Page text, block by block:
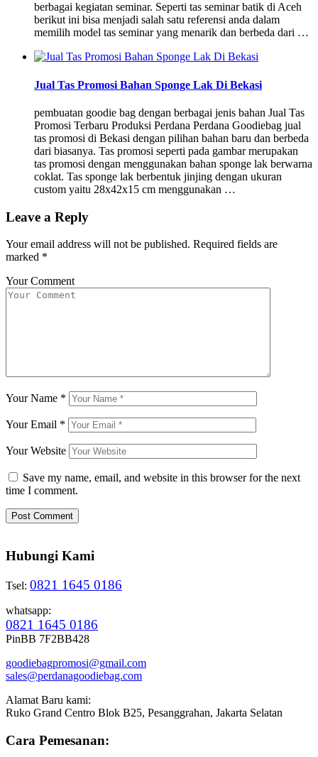
berbagai kegiatan seminar. Seperti tas seminar batik di Aceh
berikut ini bisa menjadi salah satu referensi anda dalam
memilih model tas seminar yang menarik dan berbeda dari …
Jual Tas Promosi Bahan Sponge Lak Di Bekasi
pembuatan goodie bag dengan berbagai jenis bahan Jual Tas
Promosi Terbaru Produksi Perdana Perdana Goodiebag jual
tas promosi di Bekasi dengan pilihan bahan baru dan berbeda
dari biasanya. Tas promosi seperti pada gambar merupakan
tas promosi dengan menggunakan bahan sponge lak berwarna
coklat. Tas sponge lak berbentuk jinjing dengan ukuran
custom yaitu 28x42x15 cm menggunakan …
Leave a Reply
Your email address will not be published. Required fields are
marked *
Your Comment
Your Name *
Your Email *
Your Website
Save my name, email, and website in this browser for the next
time I comment.
Hubungi Kami
Tsel: 0821 1645 0186
whatsapp:
0821 1645 0186
PinBB 7F2BB428
goodiebagpromosi@gmail.com
sales@perdanagoodiebag.com
Alamat Baru kami:
Ruko Grand Centro Blok B25, Pesanggrahan, Jakarta Selatan
Cara Pemesanan: